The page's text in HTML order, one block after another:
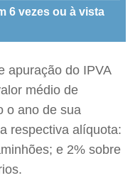
6 vezes ou à vista
apuração do IPVA
médio de
o ano de sua
respectiva alíquota:
e 2% sobre